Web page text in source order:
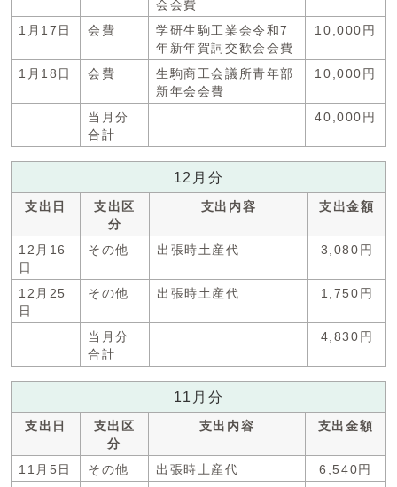
会会費
1月17日
会費
学研生駒工業会令和7
年新年賀詞交歓会会費
10,000円
1月18日 会費
生駒商工会議所青年部
新年会会費
10,000円
当月分
合計
40,000円
12月分
支出日
支出区
分
支出内容 支出金額
12月16
日
その他 出張時土産代 3,080円
12月25
日
その他 出張時土産代 1,750円
当月分
合計
4,830円
11月分
支出日
支出区
分
支出内容 支出金額
11月5日 その他 出張時土産代
6,540円